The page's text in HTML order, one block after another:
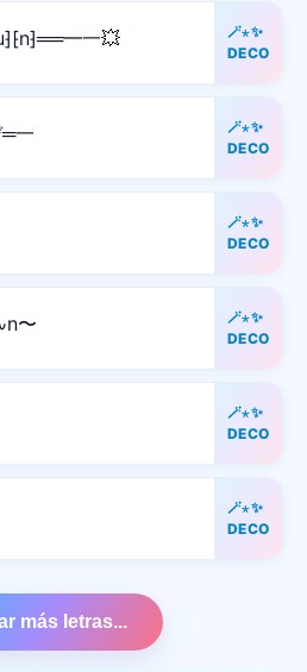
一💥
🪄⋆✨
DECO
一
🪄⋆✨
DECO
🪄⋆✨
DECO
〜
🪄⋆✨
DECO
🪄⋆✨
DECO
🪄⋆✨
DECO
más letras...